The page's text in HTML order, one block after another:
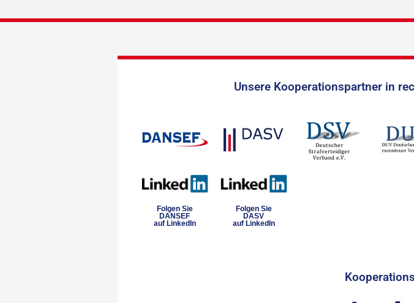
Unsere Kooperationspartner in
Folgen Sie
DANSEF
auf LinkedIn
Folgen Sie
DASV
auf LinkedIn